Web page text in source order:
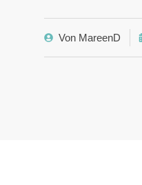
Von MareenD